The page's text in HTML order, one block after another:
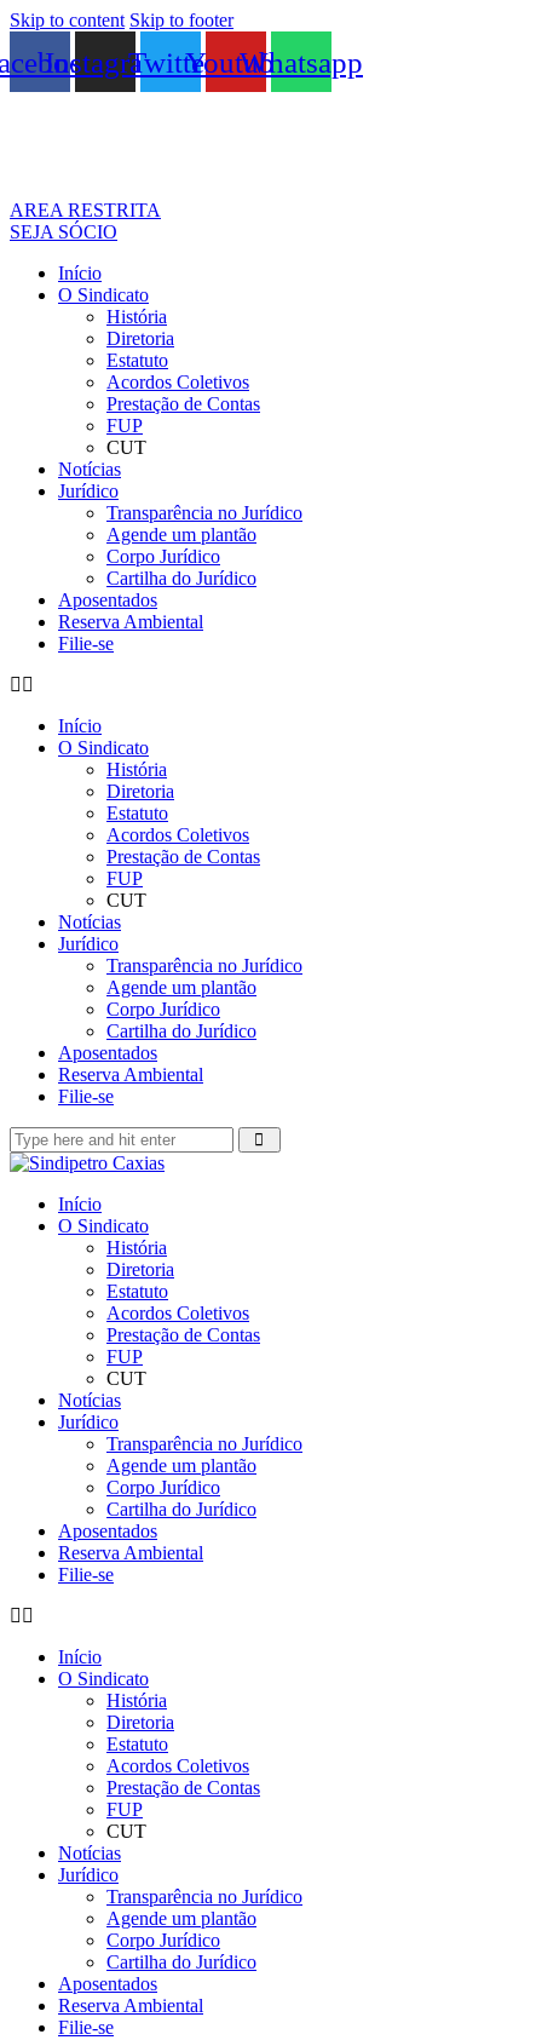
Skip to content Skip to footer
InstagramTwitterYoutubeWhatsapp
AREA RESTRITA
SEJA SÓCIO
Início
O Sindicato
História
Diretoria
Estatuto
Acordos Coletivos
Prestação de Contas
FUP
CUT
Notícias
Jurídico
Transparência no Jurídico
Agende um plantão
Corpo Jurídico
Cartilha do Jurídico
Aposentados
Reserva Ambiental
Filie-se
Início
O Sindicato
História
Diretoria
Estatuto
Acordos Coletivos
Prestação de Contas
FUP
CUT
Notícias
Jurídico
Transparência no Jurídico
Agende um plantão
Corpo Jurídico
Cartilha do Jurídico
Aposentados
Reserva Ambiental
Filie-se
Início
O Sindicato
História
Diretoria
Estatuto
Acordos Coletivos
Prestação de Contas
FUP
CUT
Notícias
Jurídico
Transparência no Jurídico
Agende um plantão
Corpo Jurídico
Cartilha do Jurídico
Aposentados
Reserva Ambiental
Filie-se
Início
O Sindicato
História
Diretoria
Estatuto
Acordos Coletivos
Prestação de Contas
FUP
CUT
Notícias
Jurídico
Transparência no Jurídico
Agende um plantão
Corpo Jurídico
Cartilha do Jurídico
Aposentados
Reserva Ambiental
Filie-se